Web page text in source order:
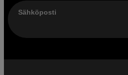
Sähköposti